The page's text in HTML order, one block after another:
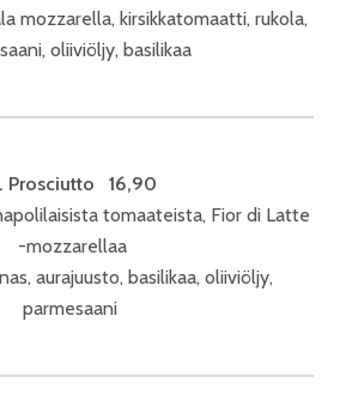
mozzarella, kirsikkatomaatti, rukola,
oliiviöljy, basilikaa
Prosciutto 16,90
tomaateista, Fior di Latte
-mozzarellaa
aurajuusto, basilikaa, oliiviöljy,
parmesaani